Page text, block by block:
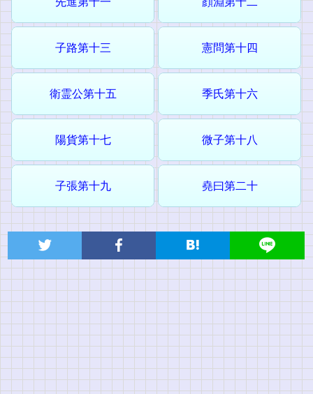
子路第十三 憲問第十四
衛霊公第十五 季氏第十六
陽貨第十七 微子第十八
子張第十九 堯曰第二十